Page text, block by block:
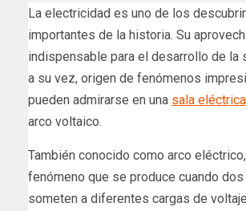
La electricidad es uno de los
importantes de la historia. Su
indispensable para el desarrollo de la
a su vez, origen de fenómenos
pueden admirarse en una sala eléctrica
arco voltaico.
También conocido como arco
fenómeno que se produce cuando
someten a diferentes cargas de